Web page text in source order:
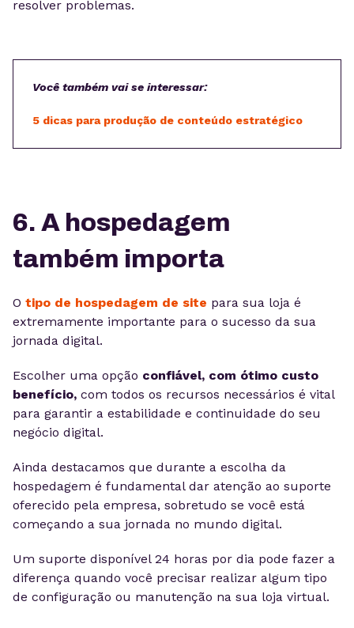
resolver problemas.
Você também vai se interessar:
5 dicas para produção de conteúdo estratégico
6. A hospedagem
também importa
O tipo de hospedagem de site para sua loja é
extremamente importante para o sucesso da sua
jornada digital.
Escolher uma opção confiável, com ótimo custo
benefício, com todos os recursos necessários é vital
para garantir a estabilidade e continuidade do seu
negócio digital.
Ainda destacamos que durante a escolha da
hospedagem é fundamental dar atenção ao suporte
oferecido pela empresa, sobretudo se você está
começando a sua jornada no mundo digital.
Um suporte disponível 24 horas por dia pode fazer a
diferença quando você precisar realizar algum tipo
de configuração ou manutenção na sua loja virtual.